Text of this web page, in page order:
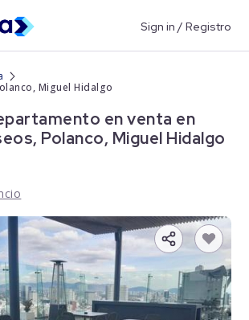
Sign in / Registro
Miguel Hidalgo
en venta en
Polanco, Miguel Hidalgo